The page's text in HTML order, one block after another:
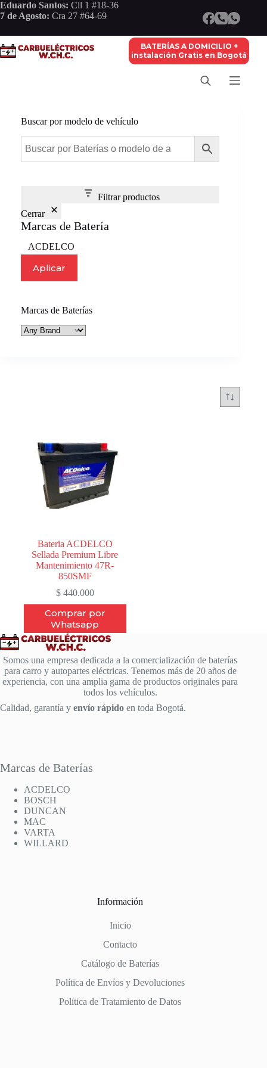
Saltar
al
Eduardo Santos: Cll 1 #18-36
7 de Agosto: Cra 27 #64-69
BATERÍAS A DOMICILIO +
instalación Gratis en Bogotá
Bateria ACDELCO
Sellada Premium Libre
Mantenimiento 47R-
850SMF
$440.000
Comprar por
Whatsapp
Buscar por modelo de vehículo
Filtrar productos
Cerrar
Marcas de Batería
Marca
ACDELCO
Aplicar
Marcas de Baterías
Somos una empresa dedicada a la comercialización de baterías
para carro y autopartes eléctricas. Tenemos más de 20 años de
experiencia, con una amplia gama de productos originales para
todos los vehículos.
Calidad, garantía y envío rápido en toda Bogotá.
Marcas de Baterías
ACDELCO
BOSCH
DUNCAN
MAC
VARTA
WILLARD
Información
Inicio
Contacto
Catálogo de Baterías
Política de Envíos y Devoluciones
Política de Tratamiento de Datos